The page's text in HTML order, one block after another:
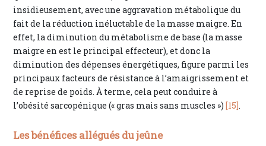
insidieusement, avec une aggravation métabolique du
fait de la réduction inéluctable de la masse maigre. En
effet, la diminution du métabolisme de base (la masse
maigre en est le principal effecteur), et donc la
diminution des dépenses énergétiques, figure parmi les
principaux facteurs de résistance à l’amaigrissement et
de reprise de poids. À terme, cela peut conduire à
l’obésité sarcopénique (« gras mais sans muscles »)[15].
Les bénéfices allégués du jeûne